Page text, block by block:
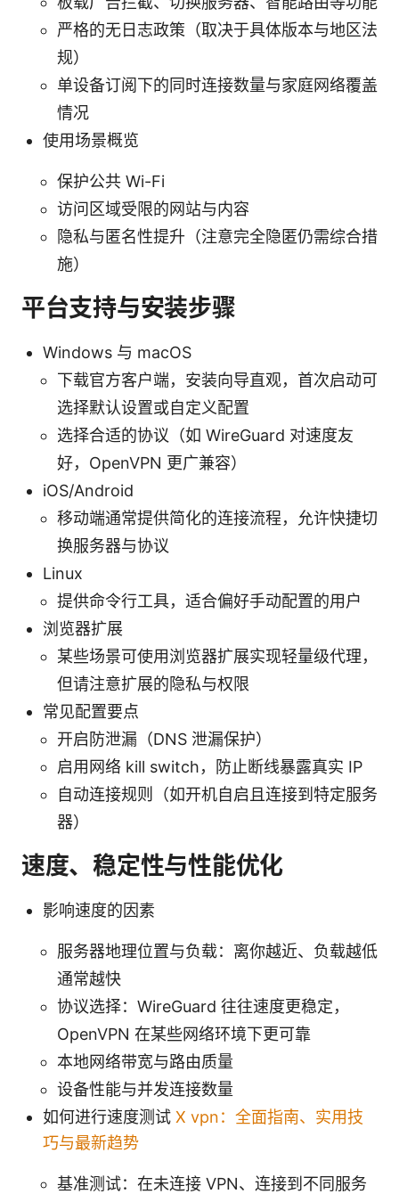
严格的无日志政策（取决于具体版本与地区法
规）
单设备订阅下的同时连接数量与家庭网络覆盖
情况
使用场景概览
保护公共 Wi-Fi
访问区域受限的网站与内容
隐私与匿名性提升（注意完全隐匿仍需综合措
施）
平台支持与安装步骤
Windows 与 macOS
下载官方客户端，安装向导直观，首次启动可
选择默认设置或自定义配置
选择合适的协议（如 WireGuard 对速度友
好，OpenVPN 更广兼容）
iOS/Android
移动端通常提供简化的连接流程，允许快捷切
换服务器与协议
Linux
提供命令行工具，适合偏好手动配置的用户
浏览器扩展
某些场景可使用浏览器扩展实现轻量级代理，
但请注意扩展的隐私与权限
常见配置要点
开启防泄漏（DNS 泄漏保护）
启用网络 kill switch，防止断线暴露真实 IP
自动连接规则（如开机自启且连接到特定服务
器）
速度、稳定性与性能优化
影响速度的因素
服务器地理位置与负载：离你越近、负载越低
通常越快
协议选择：WireGuard 往往速度更稳定，
OpenVPN 在某些网络环境下更可靠
本地网络带宽与路由质量
设备性能与并发连接数量
如何进行速度测试 X vpn：全面指南、实用技
巧与最新趋势
基准测试：在未连接 VPN、连接到不同服务